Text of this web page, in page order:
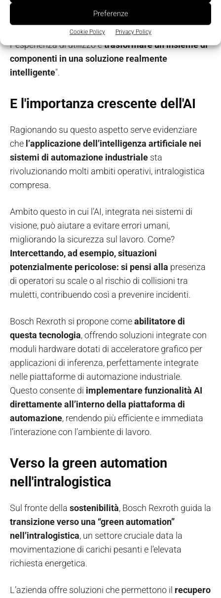
Preferenze
Cookie Policy Privacy Policy
Il software diventa così, e Lonati lo sottolinea con
elemento differenzianteper massimizzare
l’ esperienza di utilizzo etrasformare un insieme di
componenti in una soluzione realmente
intelligente".
E l'importanza crescente dell'AI
Ragionando su questo aspetto serve evidenziare
che l’applicazione dell’intelligenza artificiale nei
sistemi di automazione industriale sta
rivoluzionando molti ambiti operativi, intralogistica
compresa.
Ambito questo in cui l’AI, integrata nei sistemi di
visione, può aiutare a evitare errori umani,
migliorando la sicurezza sul lavoro. Come?
Intercettando, ad esempio, situazioni
potenzialmente pericolose: si pensi alla presenza
di operatori su scale o al rischio di collisioni tra
muletti, contribuendo così a prevenire incidenti.
Bosch Rexroth si propone comeabilitatore di
questa tecnologia, offrendo soluzioni integrate con
moduli hardware dotati di acceleratore grafico per
applicazioni di inferenza, perfettamente integrate
nelle piattaforme di automazione industriale.
Questo consente di implementarefunzionalità AI
direttamenteall’interno della piattaforma di
automazione, rendendo più efficiente e immediata
l’interazione con l’ambiente di lavoro.
Verso la green automation
nell'intralogistica
Sul fronte della sostenibilità, Bosch Rexroth guida la
transizione verso una “green automation”
nell’intralogistica, un settore cruciale data la
movimentazione di carichi pesanti e l’elevata
richiesta energetica.
L’azienda offre soluzioni che permettono il recupero